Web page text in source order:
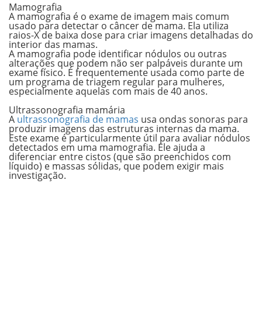
Mamografia
A mamografia é o exame de imagem mais comum
usado para detectar o câncer de mama. Ela utiliza
raios-X de baixa dose para criar imagens detalhadas do
interior das mamas.
A mamografia pode identificar nódulos ou outras
alterações que podem não ser palpáveis durante um
exame físico. É frequentemente usada como parte de
um programa de triagem regular para mulheres,
especialmente aquelas com mais de 40 anos.
Ultrassonografia mamária
A ultrassonografia de mamas usa ondas sonoras para
produzir imagens das estruturas internas da mama.
Este exame é particularmente útil para avaliar nódulos
detectados em uma mamografia. Ele ajuda a
diferenciar entre cistos (que são preenchidos com
líquido) e massas sólidas, que podem exigir mais
investigação.